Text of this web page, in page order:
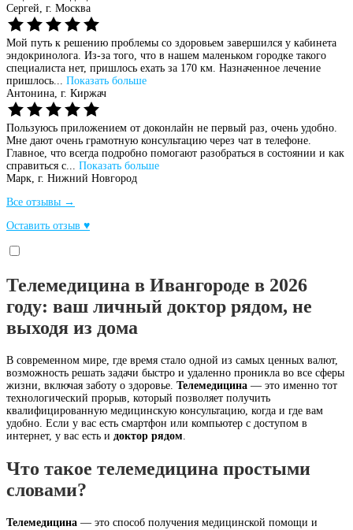
Сергей, г. Москва
Мой путь к решению проблемы со здоровьем завершился у кабинета
эндокринолога. Из-за того, что в нашем маленьком городке такого
специалиста нет, пришлось ехать за 170 км. Назначенное лечение
пришлось... Показать больше
Антонина, г. Киржач
Пользуюсь приложением от доконлайн не первый раз, очень удобно.
Мне дают очень грамотную консультацию через чат в телефоне.
Главное, что всегда подробно помогают разобраться в состоянии и как
справиться с... Показать больше
Марк, г. Нижний Новгород
Все отзывы →
Оставить отзыв ♥
Телемедицина в Ивангороде в 2026
году: ваш личный доктор рядом, не
выходя из дома
В современном мире, где время стало одной из самых ценных валют,
возможность решать задачи быстро и удаленно проникла во все сферы
жизни, включая заботу о здоровье. Телемедицина — это именно тот
технологический прорыв, который позволяет получить
квалифицированную медицинскую консультацию, когда и где вам
удобно. Если у вас есть смартфон или компьютер с доступом в
интернет, у вас есть и доктор рядом
Что такое телемедицина простыми
словами?
Телемедицина — это способ получения медицинской помощи и